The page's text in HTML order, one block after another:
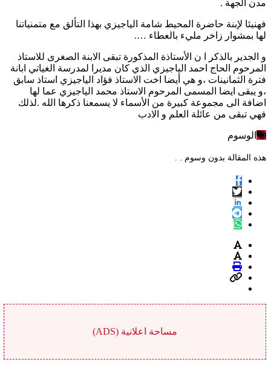
مدن الجهة .
فهنيئا لإبنة حاضرة المحيط شامة الياجيزي بهذا التألق مع متمنياتنا
لها بمشوار زاخر مليء بالعطاء ….
و الجدير بالذكر ا ن الأستاذة المذكورة تبقى الابنة الصغرى للاستاذ
المرحوم الحاج احمد الياجيزي الذي كان مديرا لمدرسة الغياتي ابانة
فترة الثمانينات ،و هي أيضا اخت الاستاذ فؤاد الياجيزي استاذ سابق
،و يبقى ايضا المسمى المرحوم الاستاذ محمد الياجيزي عما لها
اضافة الى مجموعة كبيرة من الأسماء لا يسمعنا ذكرها الله .لذلك
فهي تبقى من عائلة العلم و الادب
الوسوم
هذه المقالة بدون وسوم . .
مساحة اعلانية (ADS)